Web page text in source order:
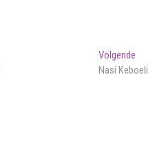
Volgende
Nasi Keboeli